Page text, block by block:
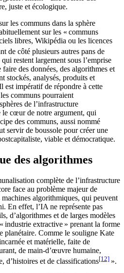
juste et écologique.
les communs dans la sphère
sur les « communs
libres, Wikipédia ou les licences
de côté plusieurs autres pans de
restent largement sous l’emprise
des données, des algorithmes et
stockés, analysés, produits et
impératif de répondre à cette
communs pourraient
de l’infrastructure
cœur de notre argument, qui
des communs, aussi nommé
servir de boussole pour créer une
viable et démocratique.
des algorithmes
complète de l’infrastructure
face au problème majeur de
algorithmiques, qui peuvent
En effet, l’IA ne représente pas
d’algorithmes et de larges modèles
industrie extractive » prenant la forme
planétaire. Comme le souligne Kate
et matérielle, faite de
de main-d’œuvre humaine,
d’histoires et de classifications[12] ».